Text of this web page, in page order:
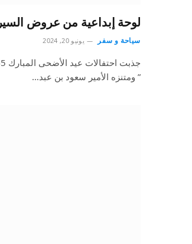
لوحة إبداعية من عروض
سياحة و سفر يونيو 20, 2024
” ومتنزه الأمير سعود بن عبد…